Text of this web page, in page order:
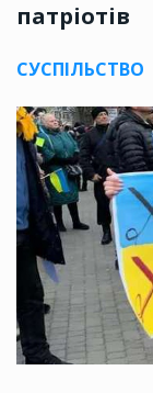
патріотів
СУСПІЛЬСТВО